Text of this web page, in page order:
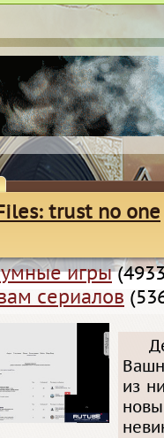
trust no one
игры
сериалов
из